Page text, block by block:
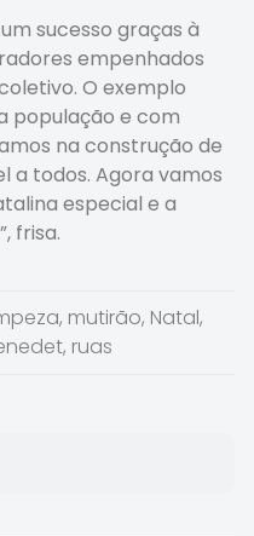
sucesso graças à
empenhados
O exemplo
população e com
na construção de
a todos. Agora vamos
especial e a
frisa.
, mutirão, Natal,
, ruas